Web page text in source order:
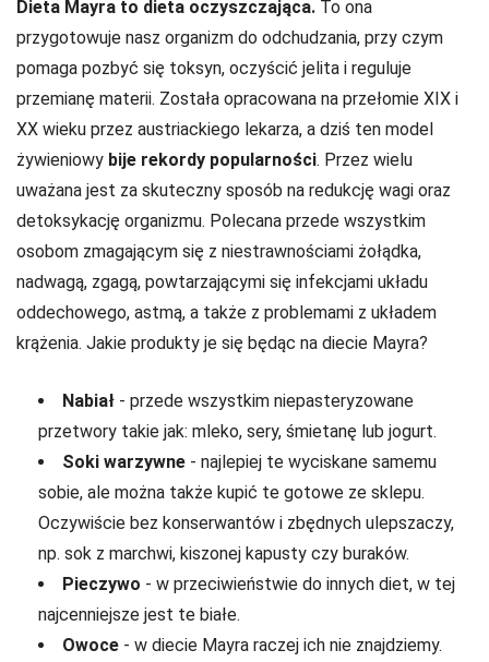
Dieta Mayra to dieta oczyszczająca. To ona
przygotowuje nasz organizm do odchudzania, przy czym
pomaga pozbyć się toksyn, oczyścić jelita i reguluje
przemianę materii. Została opracowana na przełomie XIX i
XX wieku przez austriackiego lekarza, a dziś ten model
żywieniowy bije rekordy popularności. Przez wielu
uważana jest za skuteczny sposób na redukcję wagi oraz
detoksykację organizmu. Polecana przede wszystkim
osobom zmagającym się z niestrawnościami żołądka,
nadwagą, zgagą, powtarzającymi się infekcjami układu
oddechowego, astmą, a także z problemami z układem
krążenia. Jakie produkty je się będąc na diecie Mayra?
Nabiał - przede wszystkim niepasteryzowane
przetwory takie jak: mleko, sery, śmietanę lub jogurt.
Soki warzywne - najlepiej te wyciskane samemu
sobie, ale można także kupić te gotowe ze sklepu.
Oczywiście bez konserwantów i zbędnych ulepszaczy,
np. sok z marchwi, kiszonej kapusty czy buraków.
Pieczywo - w przeciwieństwie do innych diet, w tej
najcenniejsze jest te białe.
Owoce - w diecie Mayra raczej ich nie znajdziemy.